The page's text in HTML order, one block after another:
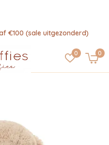
0 0
€100 (sale uitgezonderd)